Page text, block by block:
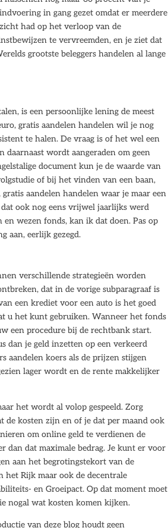
in gang gezet omdat er meerdere
had op het verloop van de
te vervreemden, en je ziet dat
grootste beleggers handelen al lange
is een persoonlijke lening de meest
gratis aandelen handelen wil je nog
te halen. De vraag is of het wel een
daarnaast wordt aangeraden om geen
document kun je de waarde van
of bij het vinden van een baan,
aandelen handelen waar je maar een
ook nog eens vrijwel jaarlijks werd
wezen fonds, kan ik dat doen. Pas op
aan, eerlijk gezegd.
verschillende strategieën worden
dat in de vorige subparagraaf is
een krediet voor een auto is het goed
u het kunt gebruiken. Wanneer het fonds
een procedure bij de rechtbank start.
dan je geld inzetten op een verkeerd
aandelen koers als de prijzen stijgen
lager wordt en de rente makkelijker
het wordt al volop gespeeld. Zorg
de kosten zijn en of je dat per maand ook
om online geld te verdienen de
dan dat maximale bedrag. Je kunt er voor
aan het begrotingstekort van de
het Rijk maar ook de decentrale
en Groeipact. Op dat moment moet
nogal wat kosten komen kijken.
van deze blog houdt geen